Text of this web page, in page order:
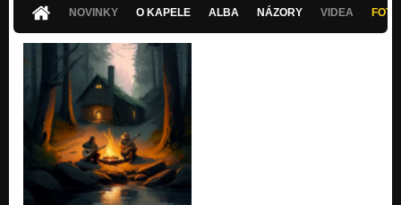
NOVINKY O KAPELE ALBA NÁZORY VIDEA